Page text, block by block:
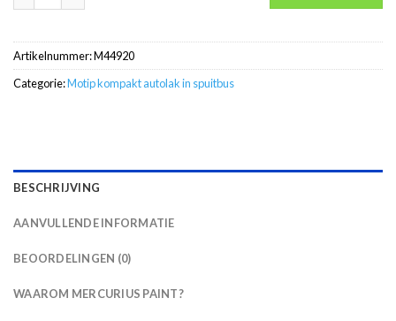
Artikelnummer:M44920
Categorie:Motip kompakt autolak in spuitbus
BESCHRIJVING
AANVULLENDE INFORMATIE
BEOORDELINGEN (0)
WAAROM MERCURIUS PAINT?